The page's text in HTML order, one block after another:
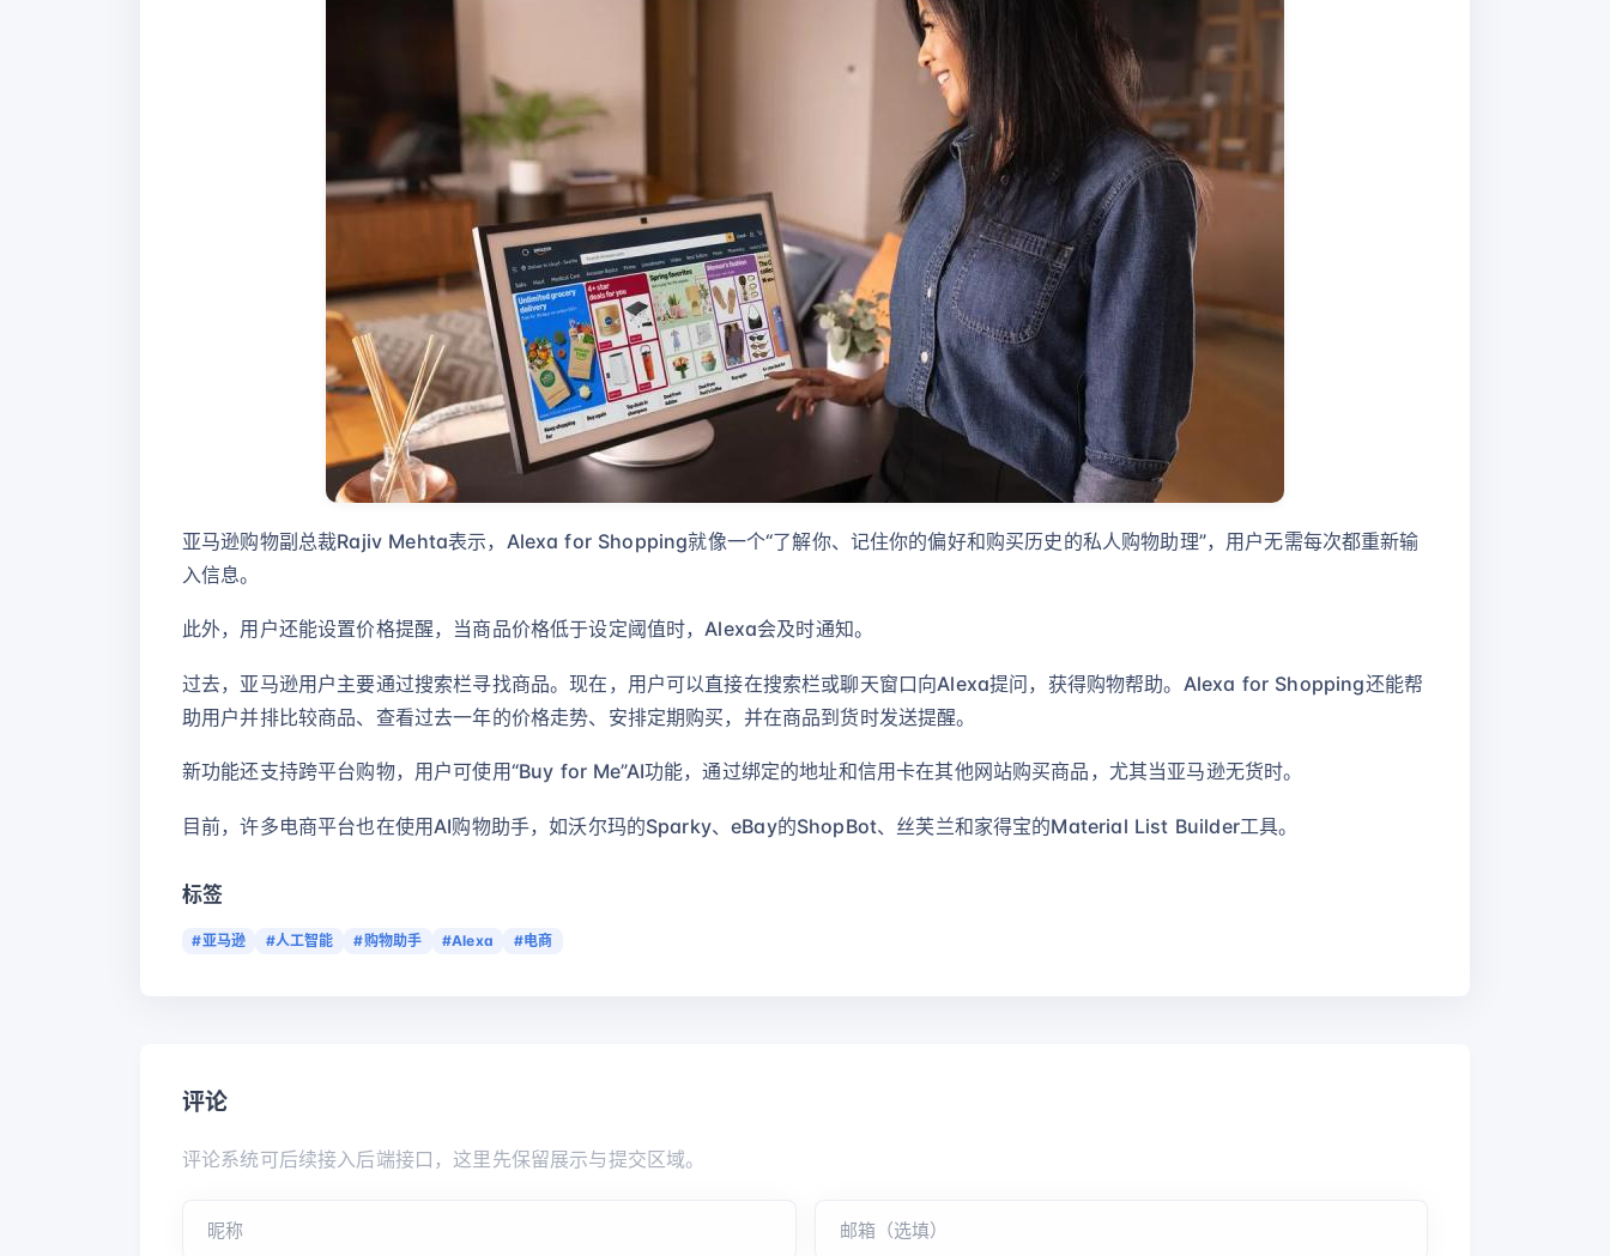
亚马逊购物副总裁Rajiv Mehta表示，Alexa for Shopping就像一个“了解你、记住你的偏好和购买历史的私人购物助理”，用户无需每次都重新输
入信息。
此外，用户还能设置价格提醒，当商品价格低于设定阈值时，Alexa会及时通知。
过去，亚马逊用户主要通过搜索栏寻找商品。现在，用户可以直接在搜索栏或聊天窗口向Alexa提问，获得购物帮助。Alexa for Shopping还能帮
助用户并排比较商品、查看过去一年的价格走势、安排定期购买，并在商品到货时发送提醒。
新功能还支持跨平台购物，用户可使用“Buy for Me”AI功能，通过绑定的地址和信用卡在其他网站购买商品，尤其当亚马逊无货时。
目前，许多电商平台也在使用AI购物助手，如沃尔玛的Sparky、eBay的ShopBot、丝芙兰和家得宝的Material List Builder工具。
标签
#亚马逊 #人工智能 #购物助手 #Alexa #电商
评论
评论系统可后续接入后端接口，这里先保留展示与提交区域。